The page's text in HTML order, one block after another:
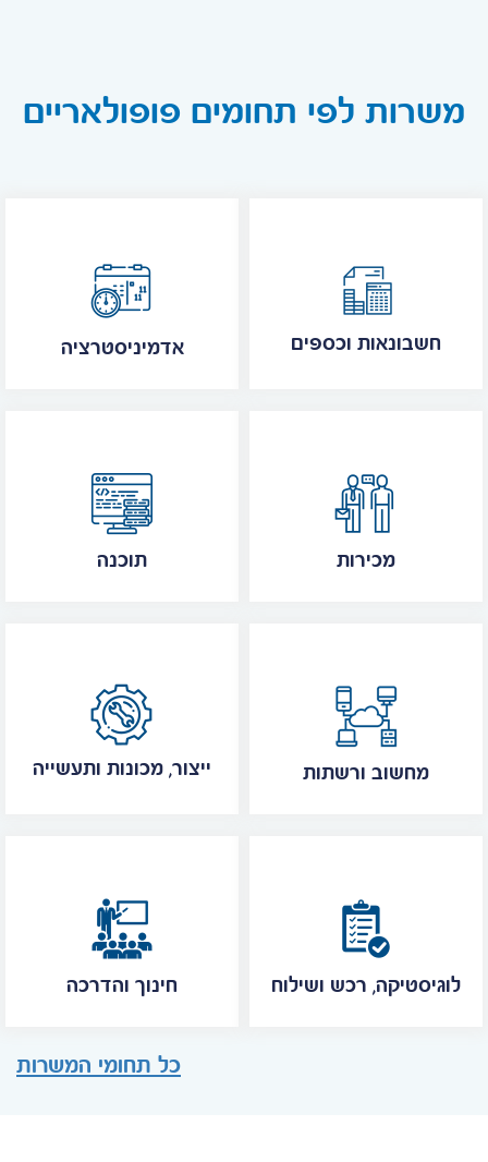
משרות לפי תחומים פופולאריים
אדמיניסטרציה חשבונאות וכספים
תוכנה מכירות
ייצור, מכונות ותעשייה מחשוב ורשתות
חינוך והדרכה לוגיסטיקה, רכש ושילוח
כל תחומי המשרות